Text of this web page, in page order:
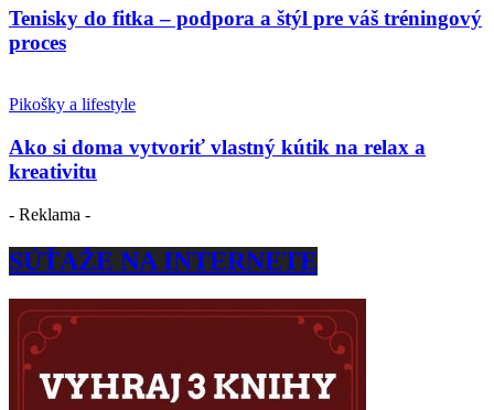
Tenisky do fitka – podpora a štýl pre váš tréningový
proces
Pikošky a lifestyle
Ako si doma vytvoriť vlastný kútik na relax a
kreativitu
- Reklama -
SÚŤAŽE NA INTERNETE